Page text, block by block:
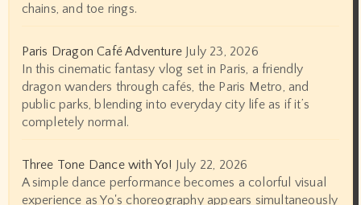
chains, and toe rings.
Paris Dragon Café Adventure July 23, 2026
In this cinematic fantasy vlog set in Paris, a friendly
dragon wanders through cafés, the Paris Metro, and
public parks, blending into everyday city life as if it’s
completely normal.
Three Tone Dance with Yo! July 22, 2026
A simple dance performance becomes a colorful visual
experience as Yo's choreography appears simultaneously